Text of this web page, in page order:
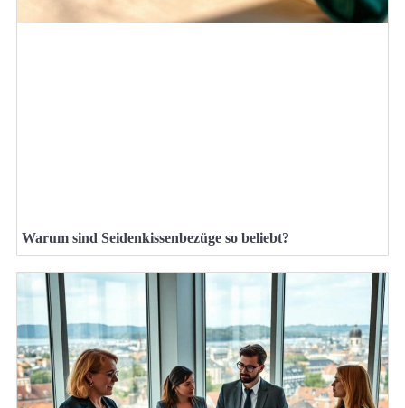
Warum sind Seidenkissenbezüge so beliebt?